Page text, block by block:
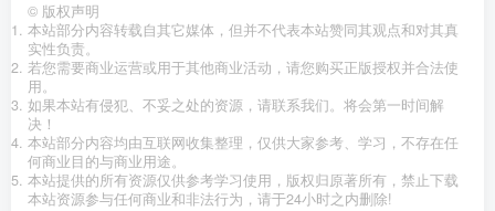
© 版权声明
本站部分内容转载自其它媒体，但并不代表本站赞同其观点和对其真
实性负责。
若您需要商业运营或用于其他商业活动，请您购买正版授权并合法使
用。
如果本站有侵犯、不妥之处的资源，请联系我们。将会第一时间解
决！
本站部分内容均由互联网收集整理，仅供大家参考、学习，不存在任
何商业目的与商业用途。
本站提供的所有资源仅供参考学习使用，版权归原著所有，禁止下载
本站资源参与任何商业和非法行为，请于24小时之内删除!